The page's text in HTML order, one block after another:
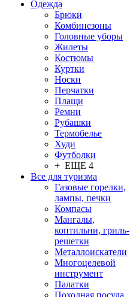
Одежда
Брюки
Комбинезоны
Головные уборы
Жилеты
Костюмы
Куртки
Носки
Перчатки
Плащи
Ремни
Рубашки
Термобелье
Худи
Футболки
+ ЕЩЕ 4
Все для туризма
Газовые горелки,
лампы, печки
Компасы
Мангалы,
коптильни, гриль-
решетки
Металлоискатели
Многоцелевой
инструмент
Палатки
Походная посуда